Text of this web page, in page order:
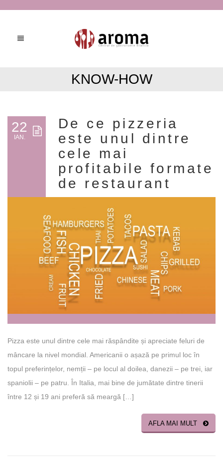
KNOW-HOW
22
IAN.
De ce pizzeria
este unul dintre
cele mai
profitabile formate
de restaurant
Pizza este unul dintre cele mai răspândite și apreciate feluri de
mâncare la nivel mondial. Americanii o așază pe primul loc în
topul preferințelor, nemții – pe locul al doilea, danezii – pe trei, iar
spaniolii – pe patru. În Italia, mai bine de jumătate dintre tinerii
între 12 și 19 ani preferă să meargă […]
AFLA MAI MULT